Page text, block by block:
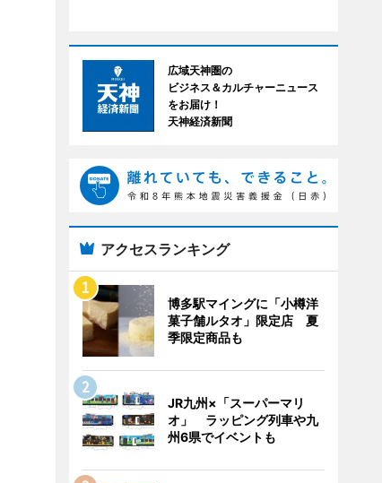
広域天神圏の
ビジネス＆カルチャーニュース
をお届け！
天神経済新聞
アクセスランキング
博多駅マイングに「小樽洋
菓子舗ルタオ」限定店 夏
季限定商品も
JR九州×「スーパーマリ
オ」 ラッピング列車や九
州6県でイベントも